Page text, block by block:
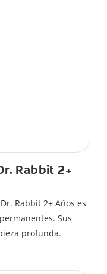
Rabbit 2+
Rabbit 2+ Años es
Sus
profunda.